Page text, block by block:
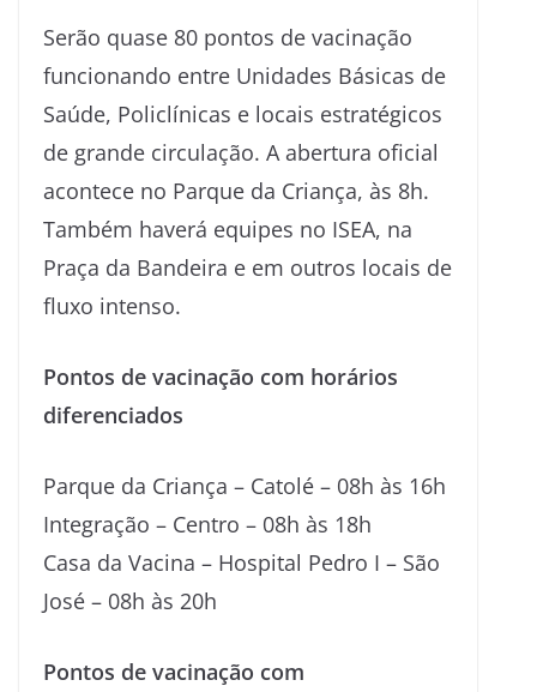
Serão quase 80 pontos de vacinação
funcionando entre Unidades Básicas de
Saúde, Policlínicas e locais estratégicos
de grande circulação. A abertura oficial
acontece no Parque da Criança, às 8h.
Também haverá equipes no ISEA, na
Praça da Bandeira e em outros locais de
fluxo intenso.
Pontos de vacinação com horários
diferenciados
Parque da Criança – Catolé – 08h às 16h
Integração – Centro – 08h às 18h
Casa da Vacina – Hospital Pedro I – São
José – 08h às 20h
Pontos de vacinação com